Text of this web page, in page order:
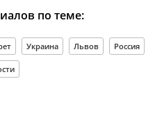
по теме:
Украина Львов Россия